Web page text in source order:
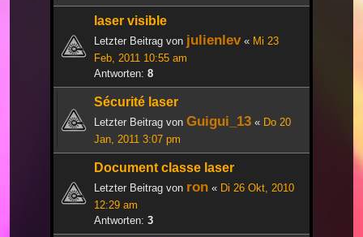
laser visible
Letzter Beitrag von julienlev« Mi 23
Feb, 2011 10:55 am
Antworten: 8
Sécurité laser
Letzter Beitrag von Guigui_13 « Do 20
Jan, 2011 3:07 pm
Document classe laser
Letzter Beitrag von ron « Di 26 Okt, 2010
12:29 am
Antworten: 3